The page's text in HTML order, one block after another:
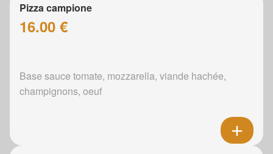
Pizza campione
16.00 €
Base sauce tomate, mozzarella, viande hachée,
champignons, oeuf